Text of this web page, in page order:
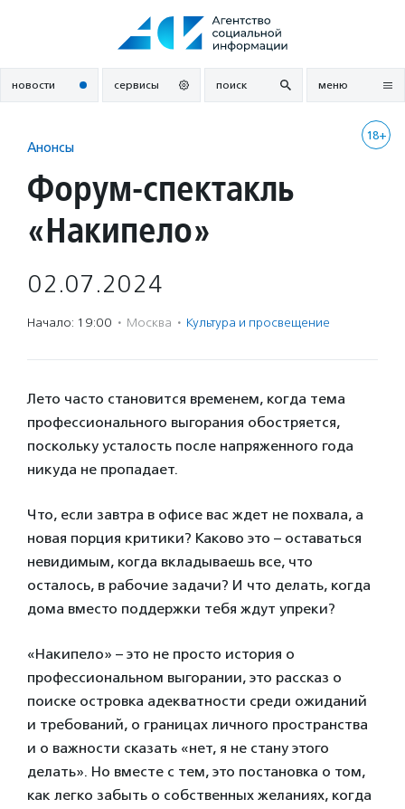
новости сервисы поиск меню
18+
Анонсы
Форум-спектакль
«Накипело»
02.07.2024
Начало: 19:00 · Москва · Культура и просвещение
Лето часто становится временем, когда тема
профессионального выгорания обостряется,
поскольку усталость после напряженного года
никуда не пропадает.
Что, если завтра в офисе вас ждет не похвала, а
новая порция критики? Каково это – оставаться
невидимым, когда вкладываешь все, что
осталось, в рабочие задачи? И что делать, когда
дома вместо поддержки тебя ждут упреки?
«Накипело» – это не просто история о
профессиональном выгорании, это рассказ о
поиске островка адекватности среди ожиданий
и требований, о границах личного пространства
и о важности сказать «нет, я не стану этого
делать». Но вместе с тем, это постановка о том,
как легко забыть о собственных желаниях, когда